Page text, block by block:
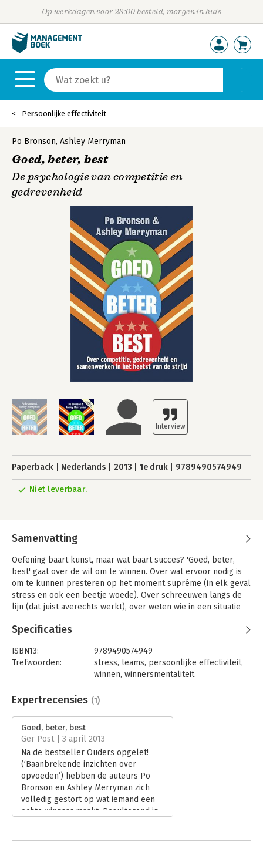
Op werkdagen voor 23:00 besteld, morgen in huis
Persoonlijke effectiviteit
Po Bronson, Ashley Merryman
Goed, beter, best
De psychologie van competitie en
gedrevenheid
Paperback Nederlands 2013 1e druk 9789490574949
Niet leverbaar.
Samenvatting
Oefening baart kunst, maar wat baart succes? 'Goed, beter,
best' gaat over de wil om te winnen. Over wat ervoor nodig is
om te kunnen presteren op het moment suprême (in elk geval
stress en ook een beetje woede). Over schreeuwen langs de
lijn (dat juist averechts werkt), over weten wie in een situatie
en over waarom het hebben van een lange ringvinger een
In dit allerbeste boek over gedrevenheid en de drang tot
competitie verweven Po Bronson en Ashley Merryman
laten zien hoe u op een gezonde manier competitie kunt
stimuleren, tussen individuen of tussen teams, maar ook hoe u
teams het best kunt laten samenwerken in het heetst van de
strijd.
Specificaties
ISBN13:
9789490574949
Trefwoorden:
stress, teams, persoonlijke effectiviteit,
winnen, winnersmentaliteit
Bindwijze:
paperback
Uitgever:
Druk:
Verschijningsdatum:
22-6-2013
Hoofdrubriek: Persoonlijke effectiviteit
Expertrecensies (1)
Goed, beter, best
Ger Post | 3 april 2013
Na de bestseller Ouders opgelet!
(‘Baanbrekende inzichten over
opvoeden’) hebben de auteurs Po
Bronson en Ashley Merryman zich
volledig gestort op wat iemand een
echte winnaar maakt. Resulterend in